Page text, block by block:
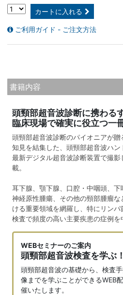
カートに入れる
ご利用ガイド - ご注文方法
書籍内容
頭頸部超音波診断に携わる
臨床現場で確実に役立つ一
頭頸部超音波診断のパイオニアが
知見を結集した、頭頸部超音波ハン
最新デジタル超音波診断装置で撮
載。
耳下腺、顎下腺、口腔・中咽頭、下
神経原性腫瘍、その他の頸部腫瘤
ける重要領域を網羅し、特にリン
検査で頻度の高い主要疾患の症例を
WEBセミナーのご案内
頭頸部超音波検査を学ぶ
頭頸部超音波の基礎から、検査
像までを学ぶことができるWEB
催いたします。